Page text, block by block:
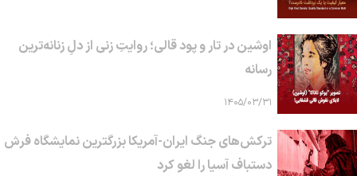
اوشین در تار و پود قالی؛ روایتِ زنی از دلِ زنانه‌ترین
رسانه
۱۴۰۵/۰۳/۳۱
ترکش‌های جنگ ایران-آمریکا بزرگترین نمایشگاه فرش
دستباف آسیا را لغو کرد